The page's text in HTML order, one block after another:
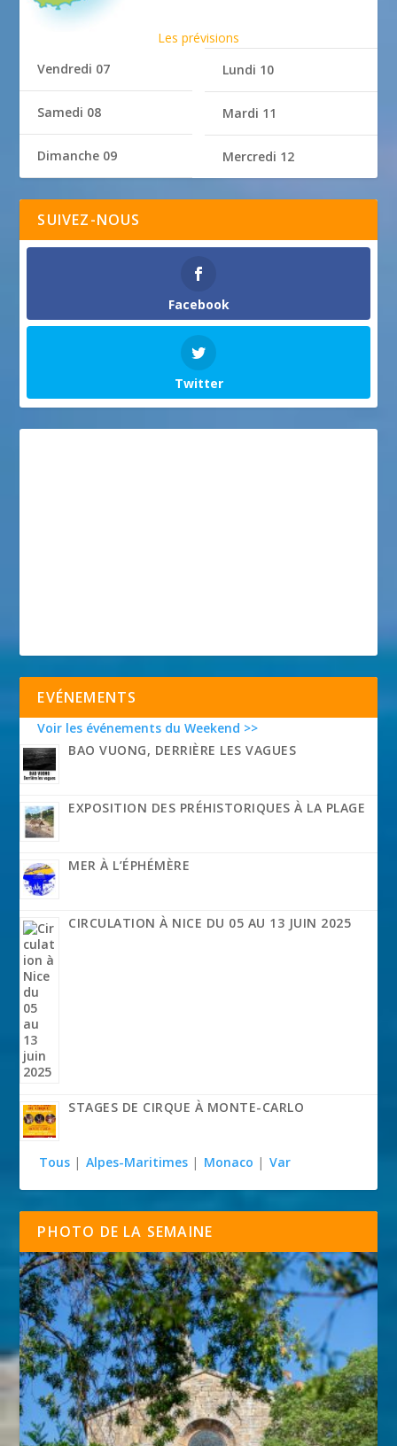
Les prévisions
Vendredi 07
Samedi 08
Dimanche 09
Lundi 10
Mardi 11
Mercredi 12
SUIVEZ-NOUS
Facebook
Twitter
EVÉNEMENTS
Voir les événements du Weekend >>
BAO VUONG, DERRIÈRE LES VAGUES
EXPOSITION DES PRÉHISTORIQUES À LA PLAGE
MER À L’ÉPHÉMÈRE
CIRCULATION À NICE DU 05 AU 13 JUIN 2025
STAGES DE CIRQUE À MONTE-CARLO
Tous | Alpes-Maritimes | Monaco | Var
PHOTO DE LA SEMAINE